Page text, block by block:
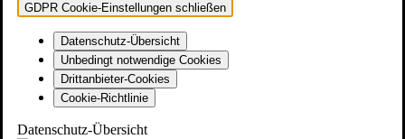
GDPR Cookie-Einstellungen schließen
Datenschutz-Übersicht
Unbedingt notwendige Cookies
Drittanbieter-Cookies
Cookie-Richtlinie
Datenschutz-Übersicht